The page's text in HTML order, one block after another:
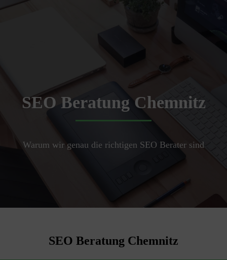
SEO Beratung Chemnitz
Warum wir genau die richtigen SEO Berater sind
SEO Beratung Chemnitz